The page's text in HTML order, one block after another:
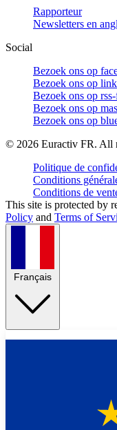
Rapporteur
Newsletters en
Social
Bezoek ons op
Bezoek ons op
Bezoek ons op
Bezoek ons op
Bezoek ons op
© 2026 Euractiv FR. All
Politique de
Conditions
Conditions de
This site is protected by
Policy and Terms of
Français